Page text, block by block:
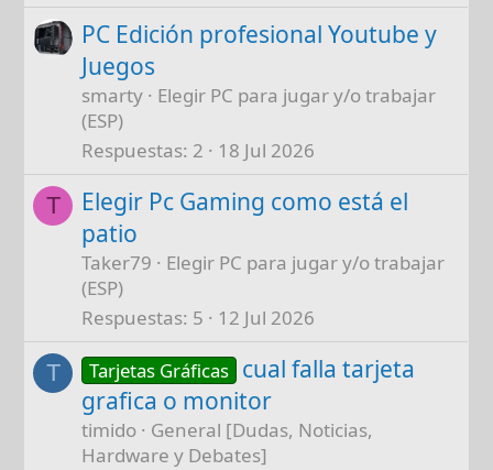
PC Edición profesional Youtube y
Juegos
smarty
Elegir PC para jugar y/o trabajar
(ESP)
Respuestas 2 18 Jul 2026
T
Elegir Pc Gaming como está el
patio
Taker79
Elegir PC para jugar y/o trabajar
(ESP)
Respuestas 5 12 Jul 2026
T Tarjetas Gráficas cual falla tarjeta
grafica o monitor
timido
General [Dudas, Noticias,
Hardware y Debates]